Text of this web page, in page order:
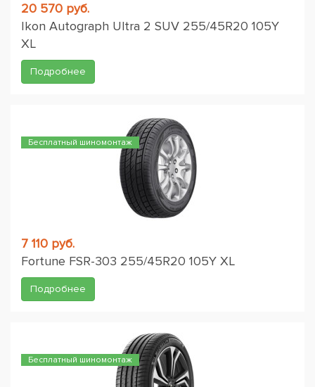
20 570 руб.
Ikon Autograph Ultra 2 SUV 255/45R20 105Y
XL
Подробнее
Бесплатный шиномонтаж
7 110 руб.
Fortune FSR-303 255/45R20 105Y XL
Подробнее
Бесплатный шиномонтаж